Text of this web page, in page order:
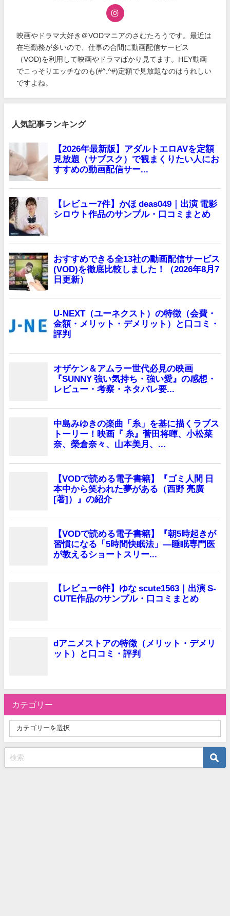
映画やドラマ大好き＠VODマニアのさむたろうです。最近は
在宅勤務が多いので、仕事の合間に動画配信サービス
（VOD)を利用して映画やドラマばかり見てます。HEY動画
でこっそりエッチなのも(#^.^#)定額で見放題なのはうれしい
ですよね。
人気記事ランキング
カテゴリー